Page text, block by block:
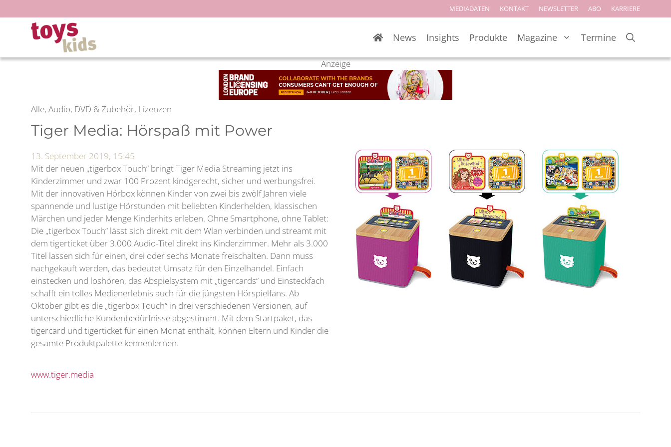
Inhalt
springen
MEDIADATEN KONTAKT NEWSLETTER ABO KARRIERE
News Insights Produkte Magazine Termine
Anzeige
Alle, Audio, DVD & Zubehör, Lizenzen
Tiger Media: Hörspaß mit Power
13. September 2019, 15:45
Mit der neuen „tigerbox Touch“ bringt Tiger Media Streaming jetzt ins
Kinderzimmer und zwar 100 Prozent kindgerecht, sicher und werbungsfrei.
Mit der innovativen Hörbox können Kinder von zwei bis zwölf Jahren viele
spannende und lustige Hörstunden mit beliebten Kinderhelden, klassischen
Märchen und jeder Menge Kinderhits erleben. Ohne Smartphone, ohne Tablet:
Die „tigerbox Touch“ lässt sich direkt mit dem Wlan verbinden und streamt mit
dem tigerticket über 3.000 Audio-Titel direkt ins Kinderzimmer. Mehr als 3.000
Titel lassen sich für einen, drei oder sechs Monate freischalten. Dann muss
nachgekauft werden, das bedeutet Umsatz für den Einzelhandel. Einfach
einstecken und loshören, das Abspielsystem mit „tigercards“ und Einsteckfach
schafft ein tolles Medienerlebnis auch für die jüngsten Hörspielfans. Ab
Oktober gibt es die „tigerbox Touch“ in drei verschiedenen Versionen, auf
unterschiedliche Kundenbedürfnisse abgestimmt. Mit dem Startpaket, das
tigercard und tigerticket für einen Monat enthält, können Eltern und Kinder die
gesamte Produktpalette kennenlernen.
www.tiger.media